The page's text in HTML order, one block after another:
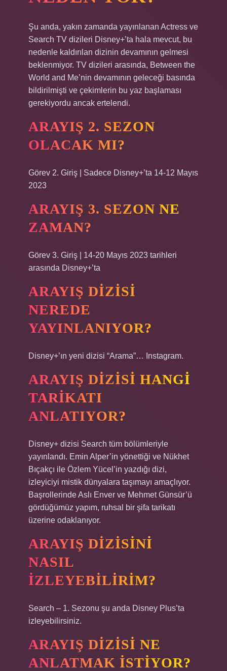
Şu anda, yakın zamanda yayınlanan Actress ve
Search TV dizileri Disney+’ta hala mevcut, bu
nedenle kaldırılan dizinin devamının gelmesi
beklenmiyor. TV dizileri arasında, Between the
World and Me’nin devamının geleceği basında
bildirilmişti ve çekimlerin bu yaz başlaması
gerekiyordu ancak ertelendi.
ARAYIŞ 2. SEZON
OLACAK MI?
Görev 2. Giriş | Sadece Disney+’ta 14-12 Mayıs
2023
ARAYIŞ 3. SEZON NE
ZAMAN?
Görev 3. Giriş | 14-20 Mayıs 2023 tarihleri ​​
arasında Disney+’ta
ARAYIŞ DIZISI
NEREDE
YAYINLANIYOR?
Disney+’ın yeni dizisi “Arama”… Instagram.
ARAYIŞ DIZISI HANGI
TARIKATI
ANLATIYOR?
Disney+ dizisi Search tüm bölümleriyle
yayınlandı. Emin Alper’in yönettiği ve Nükhet
Bıçakçı ile Özlem Yücel’in yazdığı dizi,
izleyiciyi mistik dünyalara taşımayı amaçlıyor.
Başrollerinde Aslı Enver ve Mehmet Günsür’ü
gördüğümüz yapım, ruhsal bir şifa tarikatı
üzerine odaklanıyor.
ARAYIŞ DIZISINI
NASIL
IZLEYEBILIRIM?
Search – 1. Sezonu şu anda Disney Plus’ta
izleyebilirsiniz.
ARAYIŞ DIZISI NE
ANLATMAK ISTIYOR?